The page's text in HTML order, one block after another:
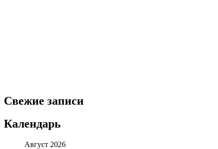
Свежие записи
Календарь
Август 2026